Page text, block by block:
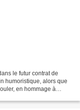
le futur contrat de
humoristique, alors que
en hommage à